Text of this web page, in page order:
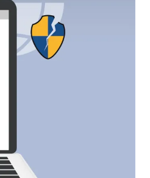
に遭った2014年の「セレ
36）容疑者を起訴した。
ントから72枚のプライベ